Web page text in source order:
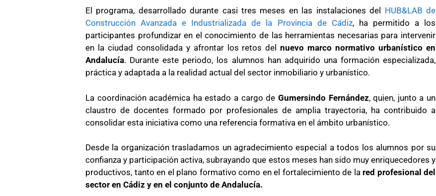
El programa, desarrollado durante casi tres meses en las instalaciones del HUB&LAB de
Construcción Avanzada e Industrializada de la Provincia de Cádiz, ha permitido a los
participantes profundizar en el conocimiento de las herramientas necesarias para intervenir
en la ciudad consolidada y afrontar los retos delnuevo marco normativo urbanístico en
Andalucía. Durante este periodo, los alumnos han adquirido una formación especializada,
práctica y adaptada a la realidad actual del sector inmobiliario y urbanístico.
La coordinación académica ha estado a cargo de Gumersindo Fernández, quien, junto a un
claustro de docentes formado por profesionales de amplia trayectoria, ha contribuido a
consolidar esta iniciativa como una referencia formativa en el ámbito urbanístico.
Desde la organización trasladamos un agradecimiento especial a todos los alumnos por su
confianza y participación activa, subrayando que estos meses han sido muy enriquecedores y
productivos, tanto en el plano formativo como en el fortalecimiento de la red profesional del
sector en Cádiz y en el conjunto de Andalucía.